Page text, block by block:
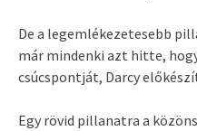
De a legemlékezetesebb
már mindenki azt hitte,
csúcspontját, Darcy
Egy rövid pillanatra a